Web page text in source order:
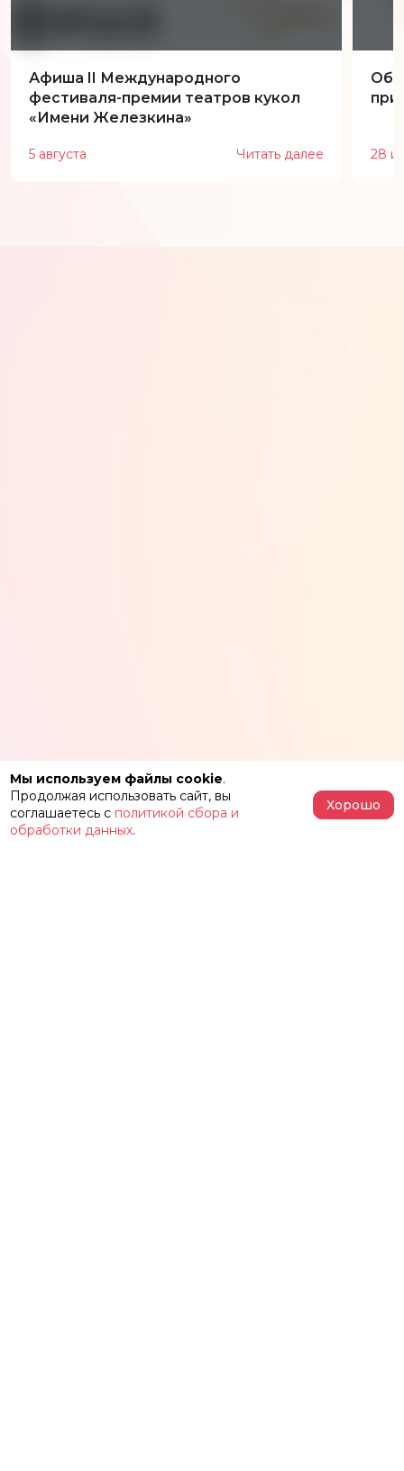
Афиша II Международного
фестиваля-премии театров кукол
«Имени Железкина»
5 августа Читать далее 28
Мы используем файлы cookie.
Продолжая использовать сайт, вы
соглашаетесь с политикой сбора и
обработки данных.
Хорошо